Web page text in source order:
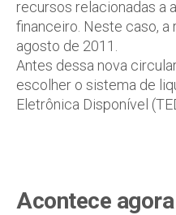
recursos relacionadas a
financeiro. Neste caso, a
agosto de 2011.
Antes dessa nova
escolher o sistema de
Eletrônica Disponível
Acontece agora